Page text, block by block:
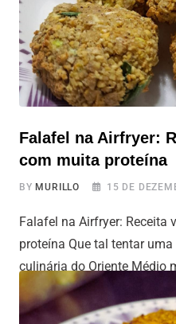
Falafel na Airfryer:
com muita proteína
BYMURILLO 15 DE
Falafel na Airfryer: Receita
proteína Que tal tentar
culinária do Oriente Médio
Bora de Falafel na
muito apreciado por sua